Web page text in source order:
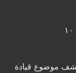
موضوع قيادة